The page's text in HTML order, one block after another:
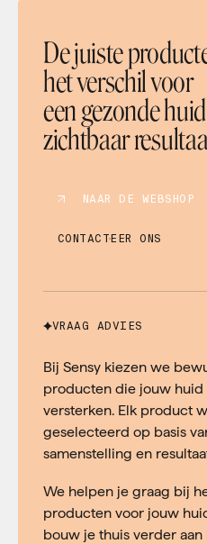
De juiste
het verschil voor
een gezonde
zichtbaar
NAAR DE WEBSHOP
CONTACTEER ONS
VRAAG ADVIES
Bij Sensy kiezen we
producten die jouw huid
versterken. Elk product
geselecteerd op basis
samenstelling en
We helpen je graag bij
producten voor jouw
bouw je thuis verder aan